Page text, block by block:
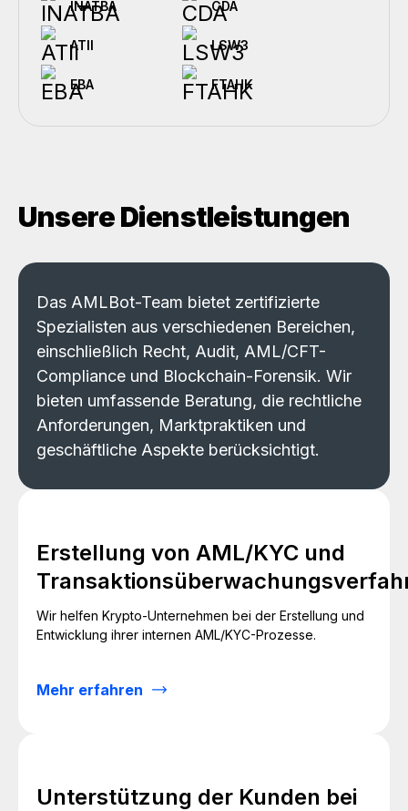
INATBA CDA
ATII LSW3
EBA FTAHK
Unsere Dienstleistungen
Das AMLBot-Team bietet zertifizierte
Spezialisten aus verschiedenen Bereichen,
einschließlich Recht, Audit, AML/CFT-
Compliance und Blockchain-Forensik. Wir
bieten umfassende Beratung, die rechtliche
Anforderungen, Marktpraktiken und
geschäftliche Aspekte berücksichtigt.
Erstellung von AML/KYC und
Wir helfen Krypto-Unternehmen bei der Erstellung und
Entwicklung ihrer internen AML/KYC-Prozesse.
Mehr erfahren
Unterstützung der Kunden bei